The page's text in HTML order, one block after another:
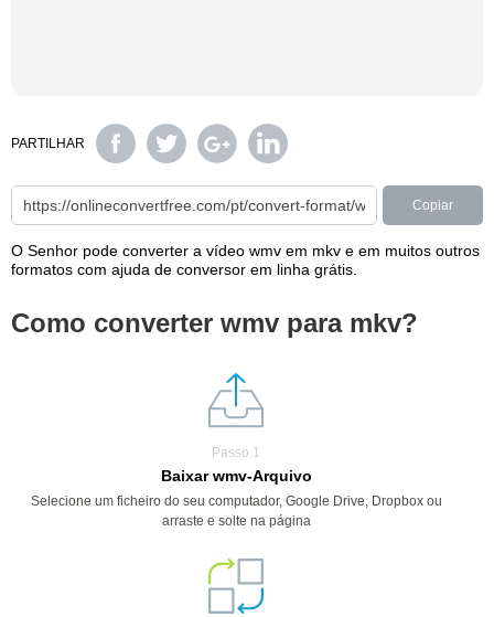
PARTILHAR
Copiar
O Senhor pode converter a vídeo wmv em mkv e em muitos outros
formatos com ajuda de conversor em linha grátis.
Como converter wmv para mkv?
Passo 1
Baixar wmv-Arquivo
Selecione um ficheiro do seu computador, Google Drive, Dropbox ou
arraste e solte na página